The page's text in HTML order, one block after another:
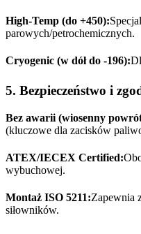
High-Temp (do +450):
parowych/petrochemicznych.
Cryogenic (w dół do -196):
5. Bezpieczeństwo i
Bez awarii (wiosenny
(kluczowe dla zacisków
ATEX/IECEX Certified:
wybuchowej.
Montaż ISO 5211:Zapewnia
siłowników.